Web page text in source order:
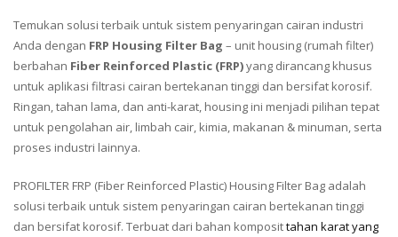
Temukan solusi terbaik untuk sistem penyaringan cairan industri
Anda dengan FRP Housing Filter Bag – unit housing (rumah filter)
berbahan Fiber Reinforced Plastic (FRP)yang dirancang khusus
untuk aplikasi filtrasi cairan bertekanan tinggi dan bersifat korosif.
Ringan, tahan lama, dan anti-karat, housing ini menjadi pilihan tepat
untuk pengolahan air, limbah cair, kimia, makanan & minuman, serta
proses industri lainnya.
PROFILTER FRP (Fiber Reinforced Plastic) Housing Filter Bag adalah
solusi terbaik untuk sistem penyaringan cairan bertekanan tinggi
dan bersifat korosif. Terbuat dari bahan komposittahan karat yang